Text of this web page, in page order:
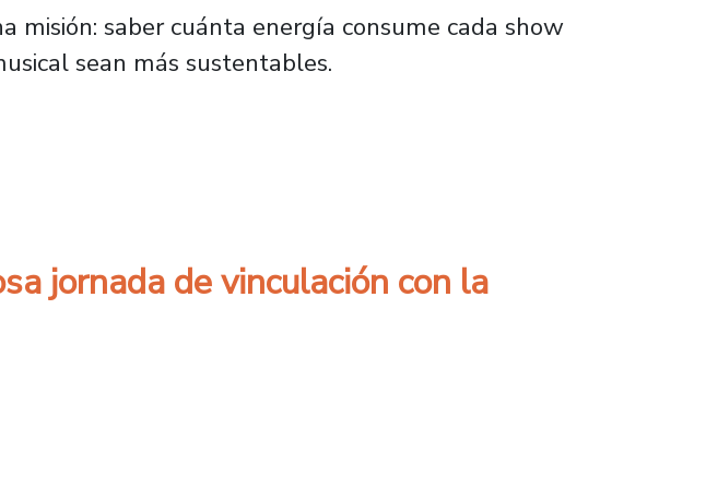
misión: saber cuánta energía consume cada show
sean más sustentables.
el consumo de los escenarios en Lollapalooza
jornada de vinculación con la